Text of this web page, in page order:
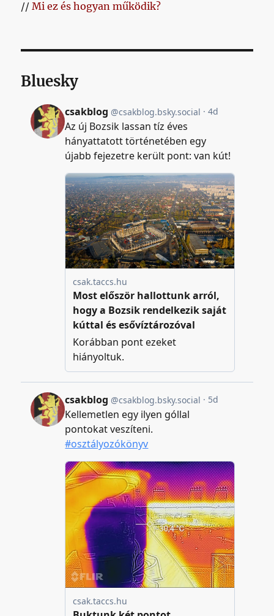
//Mi ez és hogyan működik?
Bluesky